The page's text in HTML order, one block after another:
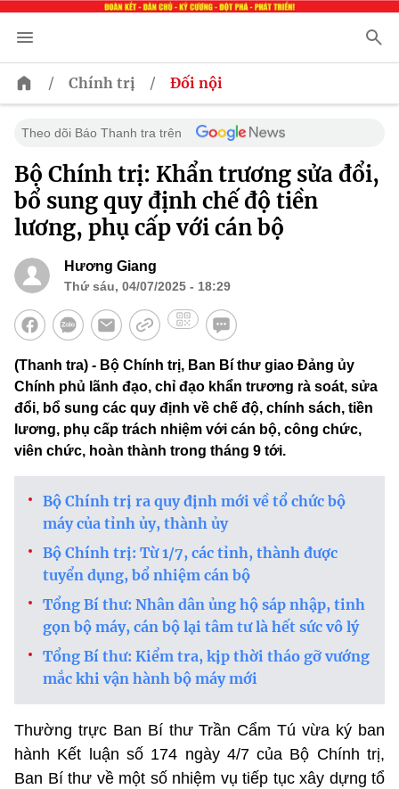
/ Chính trị / Đối nội
Theo dõi Báo Thanh tra trên
Bộ Chính trị: Khẩn trương sửa đổi,
bổ sung quy định chế độ tiền
lương, phụ cấp với cán bộ
Hương Giang
Thứ sáu, 04/07/2025 - 18:29
(Thanh tra) - Bộ Chính trị, Ban Bí thư giao Đảng ủy
Chính phủ lãnh đạo, chỉ đạo khẩn trương rà soát, sửa
đổi, bổ sung các quy định về chế độ, chính sách, tiền
lương, phụ cấp trách nhiệm với cán bộ, công chức,
viên chức, hoàn thành trong tháng 9 tới.
Bộ Chính trị ra quy định mới về tổ chức bộ
máy của tỉnh ủy, thành ủy
Bộ Chính trị: Từ 1/7, các tỉnh, thành được
tuyển dụng, bổ nhiệm cán bộ
Tổng Bí thư: Nhân dân ủng hộ sáp nhập, tinh
gọn bộ máy, cán bộ lại tâm tư là hết sức vô lý
Tổng Bí thư: Kiểm tra, kịp thời tháo gỡ vướng
mắc khi vận hành bộ máy mới
Thường trực Ban Bí thư Trần Cẩm Tú vừa ký ban
hành Kết luận số 174 ngày 4/7 của Bộ Chính trị,
Ban Bí thư về một số nhiệm vụ tiếp tục xây dựng tổ